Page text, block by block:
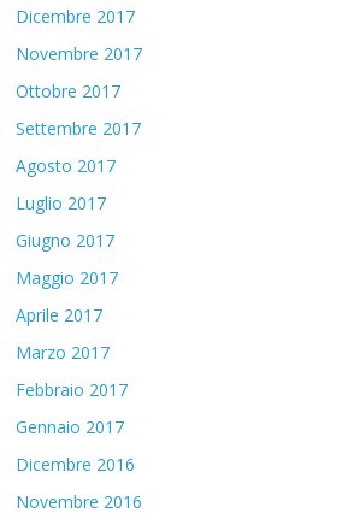
Dicembre 2017
Novembre 2017
Ottobre 2017
Settembre 2017
Agosto 2017
Luglio 2017
Giugno 2017
Maggio 2017
Aprile 2017
Marzo 2017
Febbraio 2017
Gennaio 2017
Dicembre 2016
Novembre 2016